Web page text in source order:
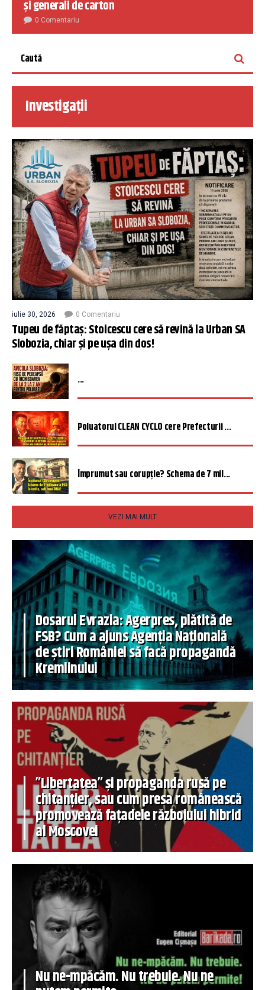
și generali de carton
0 Comentariu
Investigații
iulie 30, 2026 0 Comentariu
Tupeu de făptaș: Stoicescu cere să revină la Urban SA
Slobozia, chiar și pe ușa din dos!
...
Poluatorul CLEAN CYCLO cere Prefecturii ...
Împrumut sau corupție? Schema de 7 mil...
VEZI MAI MULT
Dosarul Evrazia: Agerpres, plătită de
FSB? Cum a ajuns Agenția Națională
de știri României să facă propagandă
Kremlinului
”Libertatea” și propaganda rusă pe
chitanțier, sau cum presa românească
promovează fațadele războiului hibrid
al Moscovei
Nu ne-mpăcăm. Nu trebuie. Nu ne